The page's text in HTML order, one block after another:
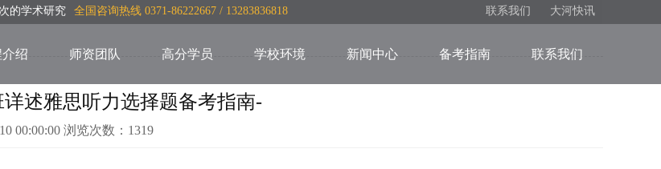
的学术研究 全国咨询热线 0371-86222667 / 13283836818 联系我们 大河快讯
绍 师资团队 高分学员 学校环境 新闻中心 备考指南 联系我们
述雅思听力选择题备考指南-
00:00:00 浏览次数：1319